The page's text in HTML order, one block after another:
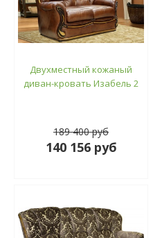
Двухместный кожаный
диван-кровать Изабель 2
189 400 руб
140 156 руб